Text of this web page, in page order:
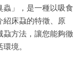
蟲」，是一種以吸食
紹床蝨的特徵、原
蝨方法，讓您能夠徹
境。